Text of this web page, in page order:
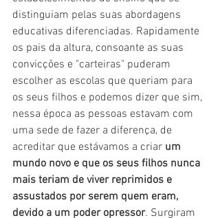
distinguiam pelas suas abordagens
educativas diferenciadas. Rapidamente
os pais da altura, consoante as suas
convicções e "carteiras" puderam
escolher as escolas que queriam para
os seus filhos e podemos dizer que sim,
nessa época as pessoas estavam com
uma sede de fazer a diferença, de
acreditar que estávamos a criar um
mundo novo e que os seus filhos nunca
mais teriam de viver reprimidos e
assustados por serem quem eram,
devido a um poder opressor. Surgiram